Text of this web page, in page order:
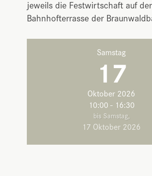
jeweils die Festwirtschaft auf der
Bahnhofterrasse der
Samstag
17
Oktober 2026
10:00 - 16:30
bis Samstag,
17 Oktober 2026